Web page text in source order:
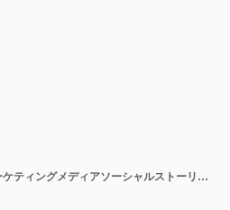
オンラインデジタルマーケティングメディアソーシャルストーリー投稿テンプレート